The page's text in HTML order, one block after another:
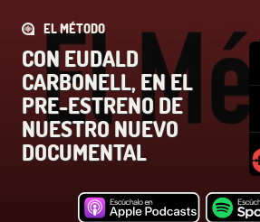
EL MÉTODO
CON EUDALD
CARBONELL, EN EL
PRE-ESTRENO DE
NUESTRO NUEVO
DOCUMENTAL